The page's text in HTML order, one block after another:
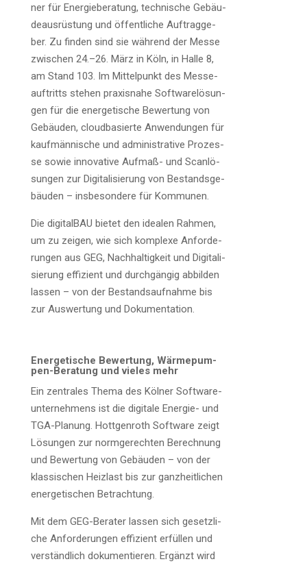
ner für Ener­gie­be­ra­tung, tech­ni­sche Gebäu­
de­aus­rüs­tung und öffent­li­che Auf­trag­ge­
ber. Zu fin­den sind sie wäh­rend der Mes­se
zwi­schen 24.–26. März in Köln, in Hal­le 8,
am Stand 103. Im Mit­tel­punkt des Mes­se­
auf­tritts ste­hen pra­xis­na­he Soft­ware­lö­sun­
gen für die ener­ge­ti­sche Bewer­tung von
Gebäu­den, cloud­ba­sier­te Anwen­dun­gen für
kauf­män­ni­sche und admi­nis­tra­ti­ve Pro­zes­
se sowie inno­va­ti­ve Auf­maß- und Scan­lö­
sun­gen zur Digi­ta­li­sie­rung von Bestands­ge­
bäu­den – ins­be­son­de­re für Kommunen.
Die digi­tal­BAU bie­tet den idea­len Rah­men,
um zu zei­gen, wie sich kom­ple­xe Anfor­de­
run­gen aus GEG, Nach­hal­tig­keit und Digi­ta­li­
sie­rung effi­zi­ent und durch­gän­gig abbil­den
las­sen – von der Bestands­auf­nah­me bis
zur Aus­wer­tung und Dokumentation.
Ener­ge­ti­sche Bewer­tung, Wär­me­pum­
pen-Bera­tung und vie­les mehr
Ein zen­tra­les The­ma des Köl­ner Soft­ware­
un­ter­neh­mens ist die digi­ta­le Ener­gie- und
TGA-Pla­nung. Hott­gen­roth Soft­ware zeigt
Lösun­gen zur norm­ge­rech­ten Berech­nung
und Bewer­tung von Gebäu­den – von der
klas­si­schen Heiz­last bis zur ganz­heit­li­chen
ener­ge­ti­schen Betrachtung.
Mit dem GEG-Bera­ter las­sen sich gesetz­li­
che Anfor­de­run­gen effi­zi­ent erfül­len und
ver­ständ­lich doku­men­tie­ren. Ergänzt wird